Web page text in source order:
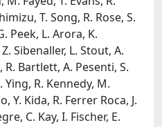
T. Song, R. Rose, S.
Peek, L. Arora, K.
Sibenaller, L. Stout, A.
R. Bartlett, A. Pesenti, S.
R. Kennedy, M.
Y. Kida, R. Ferrer Roca, J.
C. Kay, I. Fischer, E.